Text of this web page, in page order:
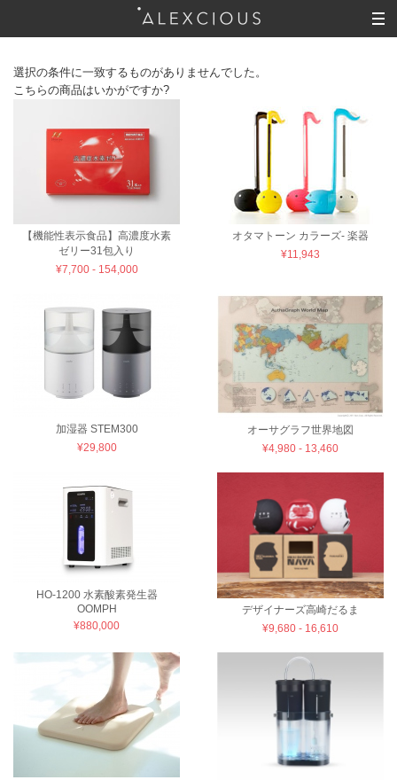
選択の条件に一致するものがありませんでした。
こちらの商品はいかがですか?
【機能性表示食品】高濃度水素
ゼリー31包入り
¥7,700 - 154,000
オタマトーン カラーズ- 楽器
¥11,943
加湿器 STEM300
¥29,800
オーサグラフ世界地図
¥4,980 - 13,460
HO-1200 水素酸素発生器
OOMPH
¥880,000
デザイナーズ高崎だるま
¥9,680 - 16,610